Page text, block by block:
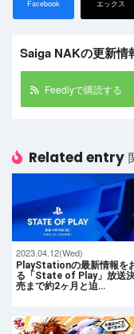
Facebook エックス
Saiga NAKの更新情
Feedlyで購読する
Related entry
2023.04.12(Wed)
PlayStationの最新情報を
る「State of Play」放送
売まで約2ヶ月と迫…